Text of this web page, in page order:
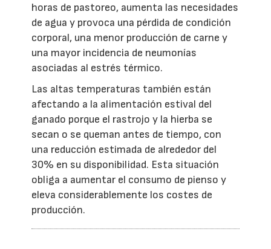
horas de pastoreo, aumenta las necesidades
de agua y provoca una pérdida de condición
corporal, una menor producción de carne y
una mayor incidencia de neumonías
asociadas al estrés térmico.
Las altas temperaturas también están
afectando a la alimentación estival del
ganado porque el rastrojo y la hierba se
secan o se queman antes de tiempo, con
una reducción estimada de alrededor del
30% en su disponibilidad. Esta situación
obliga a aumentar el consumo de pienso y
eleva considerablemente los costes de
producción.